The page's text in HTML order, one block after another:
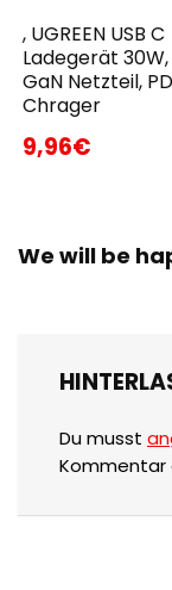
, UGREEN USB C
Ladegerät
GaN Netzteil,
Chrager
9,96€
We will be
Du musst
Kommentar